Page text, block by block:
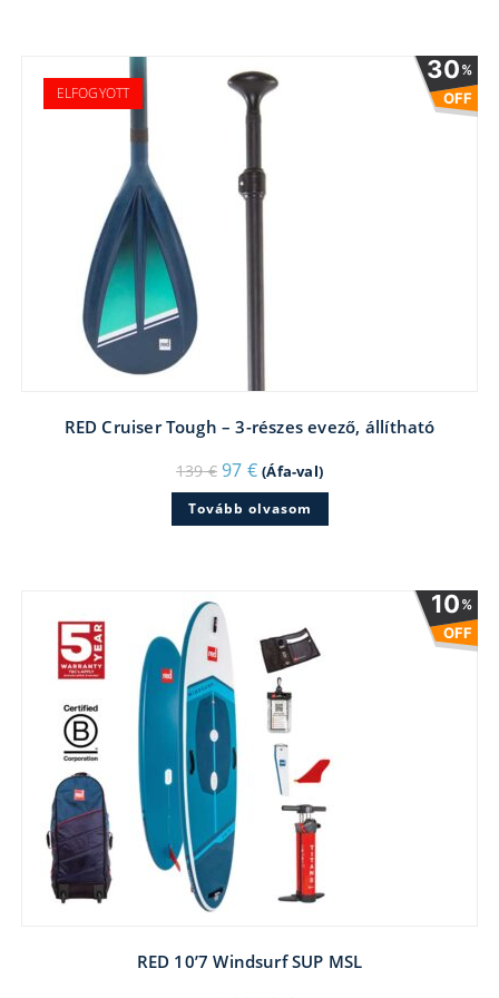
ELFOGYOTT
30%
OFF
RED Cruiser Tough – 3-részes evező, állítható
139€ Original
price
was:
139 €.
97 €Current
price
is:
97 €.
(Áfa-val)
Tovább olvasom
10%
OFF
RED 10’7 Windsurf SUP MSL